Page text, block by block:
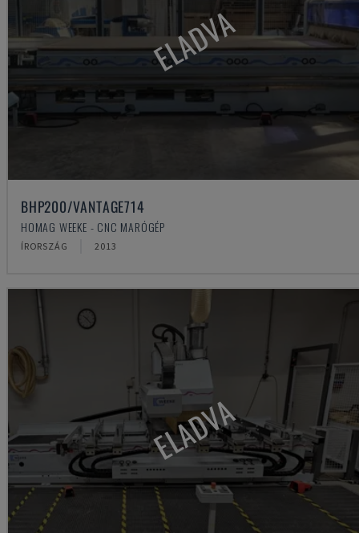
ELADVA
BHP200/VANTAGE714
HOMAG WEEKE - CNC MARÓGÉP
ÍRORSZÁG 2013
ELADVA